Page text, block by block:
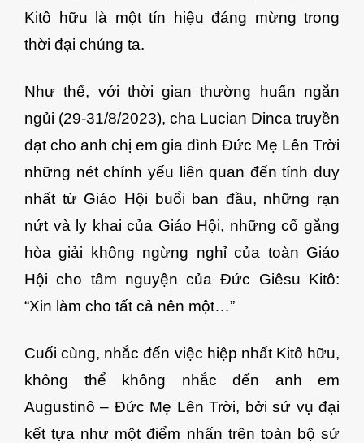
Kitô hữu là một tín hiệu đáng mừng trong
thời đại chúng ta.
Như thế, với thời gian thường huấn ngắn
ngủi (29-31/8/2023), cha Lucian Dinca truyền
đạt cho anh chị em gia đình Đức Mẹ Lên Trời
những nét chính yếu liên quan đến tính duy
nhất từ Giáo Hội buổi ban đầu, những rạn
nứt và ly khai của Giáo Hội, những cố gắng
hòa giải không ngừng nghỉ của toàn Giáo
Hội cho tâm nguyện của Đức Giêsu Kitô:
“Xin làm cho tất cả nên một…”
Cuối cùng, nhắc đến việc hiệp nhất Kitô hữu,
không thể không nhắc đến anh em
Augustinô – Đức Mẹ Lên Trời, bởi sứ vụ đại
kết tựa như một điểm nhấn trên toàn bộ sứ